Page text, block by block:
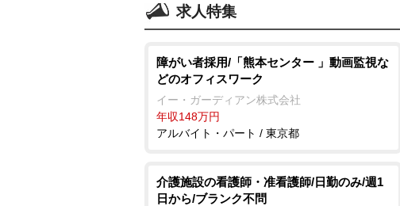
求人特集
障がい者採用/「熊本センター 」動画監視な
どのオフィスワーク
イー・ガーディアン株式会社
年収148万円
アルバイト・パート / 東京都
介護施設の看護師・准看護師/日勤のみ/週1
日から/ブランク不問